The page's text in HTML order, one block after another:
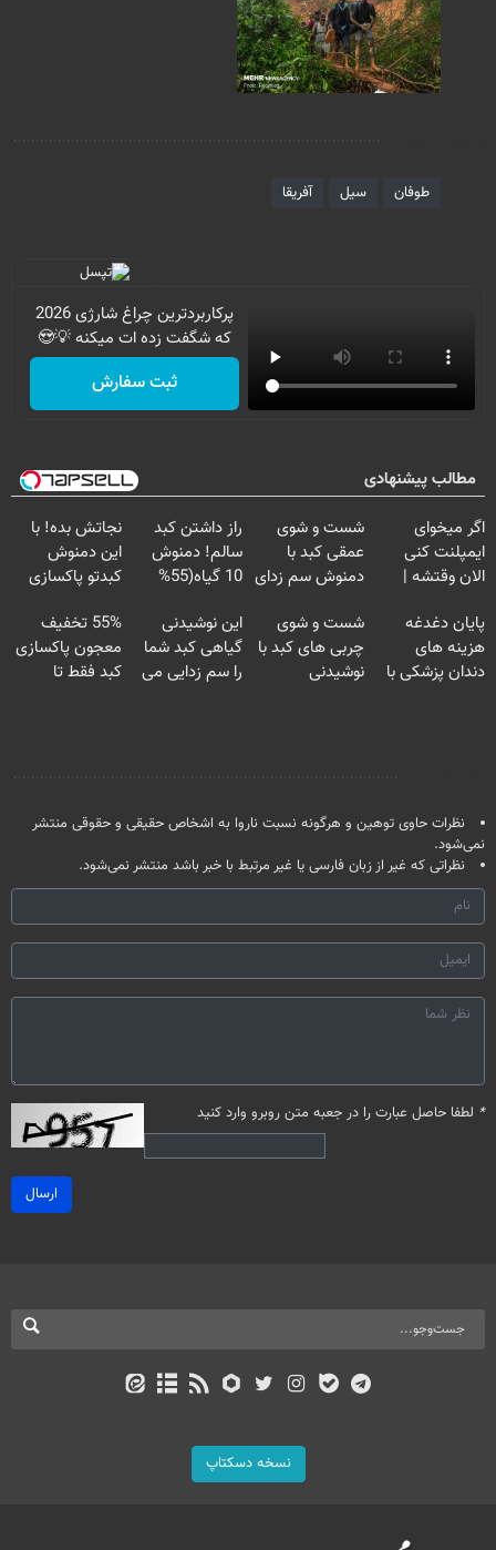
طوفان سیل آفریقا
پرکاربردترین چراغ شارژی 2026
که شگفت زده ات میکنه 💡😍
ثبت سفارش
مطالب پیشنهادی
اگر میخوای
ایمپلنت کنی
الان وقتشه |
میلیون تومان!!!
شست و شوی
عمقی کبد با
دمنوش سم زدای
راز داشتن کبد
سالم! دمنوش
10 گیاه(55%
نجاتش بده! با
این دمنوش
کبدتو پاکسازی
مرجوعی
پایان دغدغه
هزینه های
دندان پزشکی با
شست و شوی
چربی های کبد با
نوشیدنی
این نوشیدنی
گیاهی کبد شما
را سم زدایی می
55% تخفیف
معجون پاکسازی
کبد فقط تا
نظرات حاوی توهین و هرگونه نسبت ناروا به اشخاص حقیقی و حقوقی منتشر
نمی‌شود.
نظراتی که غیر از زبان فارسی یا غیر مرتبط با خبر باشد منتشر نمی‌شود.
* لطفا حاصل عبارت را در جعبه متن روبرو وارد کنید
ارسال
نسخه دسکتاپ